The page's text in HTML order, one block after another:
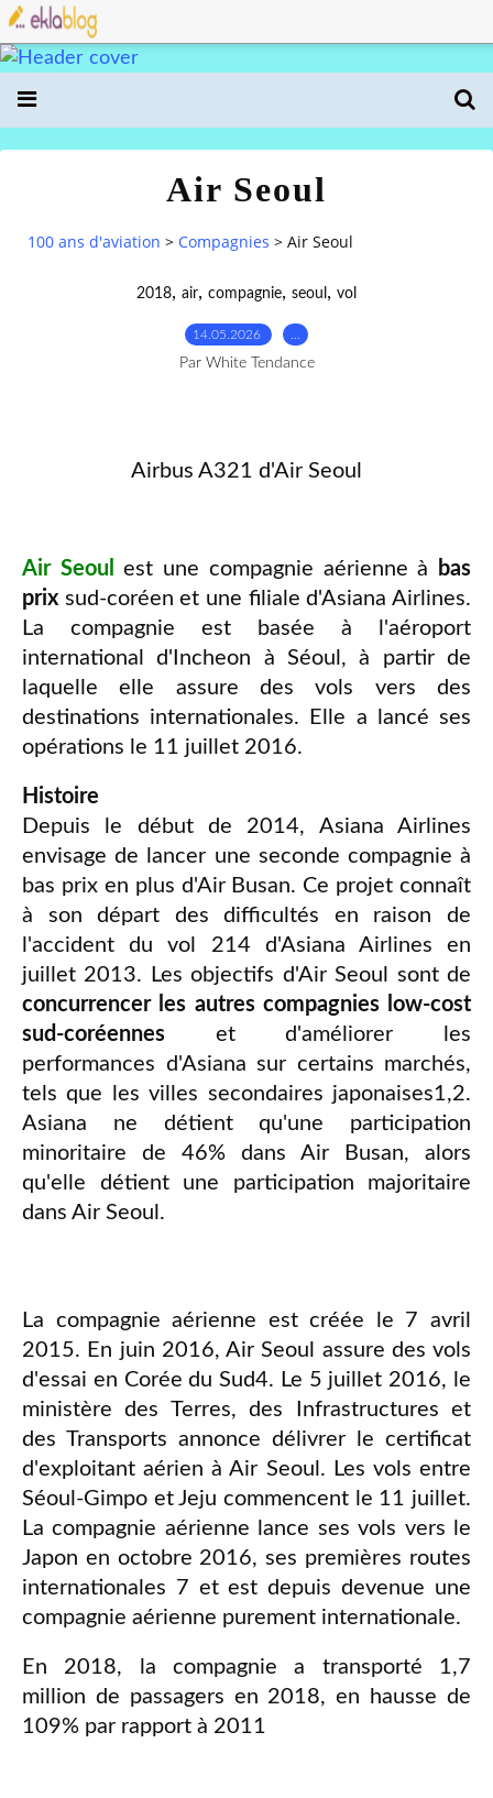
Air Seoul
100 ans d'aviation > Compagnies > Air Seoul
2018, air, compagnie, seoul , vol
14.05.2026
Par White Tendance
Airbus A321 d'Air Seoul
Air Seoul est une compagnie aérienne à
bas
prix sud-coréen et une filiale d'Asiana Airlines.
La compagnie est basée à l'aéroport
international d'Incheon à Séoul, à partir de
laquelle elle assure des vols vers des
destinations internationales. Elle a lancé ses
opérations le 11 juillet 2016.
Histoire
Depuis le début de 2014, Asiana Airlines
envisage de lancer une seconde compagnie à
bas prix en plus d'Air Busan. Ce projet connaît
à son départ des difficultés en raison de
l'accident du vol 214 d'Asiana Airlines en
juillet 2013. Les objectifs d'Air Seoul sont de
concurrencer les autres compagnies low-cost
sud-coréennes et d'améliorer les
performances d'Asiana sur certains marchés,
tels que les villes secondaires japonaises1,2.
Asiana ne détient qu'une participation
minoritaire de 46% dans Air Busan, alors
qu'elle détient une participation majoritaire
dans Air Seoul.
La compagnie aérienne est créée le 7 avril
2015. En juin 2016, Air Seoul assure des vols
d'essai en Corée du Sud4. Le 5 juillet 2016, le
ministère des Terres, des Infrastructures et
des Transports annonce délivrer le certificat
d'exploitant aérien à Air Seoul. Les vols entre
Séoul-Gimpo et Jeju commencent le 11 juillet.
La compagnie aérienne lance ses vols vers le
Japon en octobre 2016, ses premières routes
internationales 7 et est depuis devenue une
compagnie aérienne purement internationale.
En 2018, la compagnie a transporté 1,7
million de passagers en 2018, en hausse de
109% par rapport à 2011